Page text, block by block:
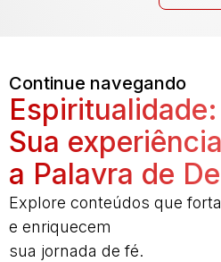
Continue navegando
Espiritualidade:
Sua
a Palavra de
Explore conteúdos que
e enriquecem
sua jornada de fé.